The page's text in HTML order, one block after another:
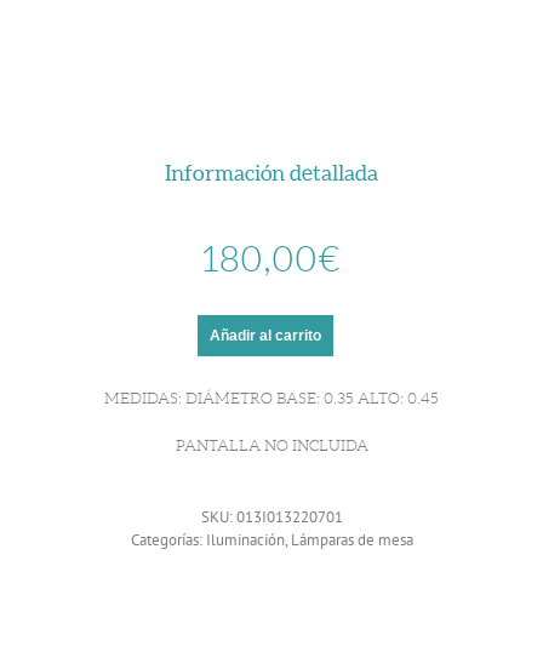
Información detallada
180,00€
Añadir al carrito
MEDIDAS: DIÁMETRO BASE: 0.35 ALTO: 0.45
PANTALLA NO INCLUIDA
SKU:013I013220701
Categorías: Iluminación, Lámparas de mesa